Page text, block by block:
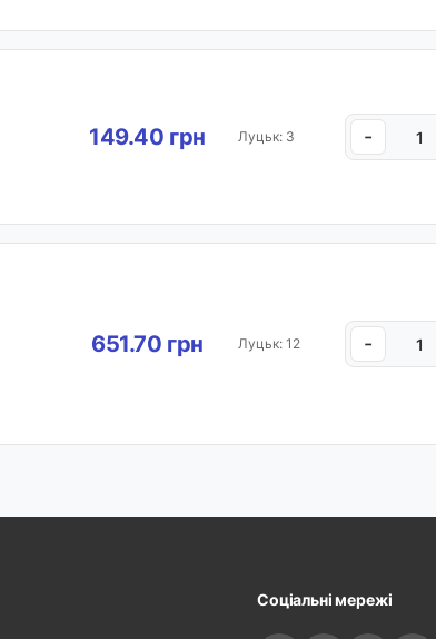
149.40 грн Луцьк: 3 -
651.70 грн Луцьк: 12 -
Соціальні мережі